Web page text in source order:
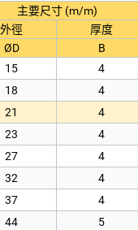
主要尺寸 (m/m)
外徑 厚度
ØD B
15 4
18 4
21 4
23 4
27 4
32 4
37 4
44 5